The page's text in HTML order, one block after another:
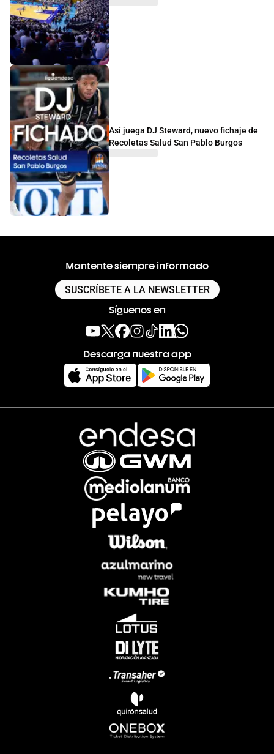
Así juega DJ Steward, nuevo fichaje de
Recoletas Salud San Pablo Burgos
Mantente siempre informado
SUSCRÍBETE A LA NEWSLETTER
Síguenos en
Descarga nuestra app